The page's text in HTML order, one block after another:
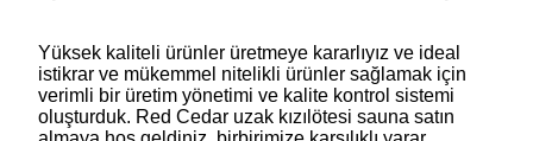
Yüksek kaliteli ürünler üretmeye kararlıyız ve ideal
istikrar ve mükemmel nitelikli ürünler sağlamak için
verimli bir üretim yönetimi ve kalite kontrol sistemi
oluşturduk. Red Cedar uzak kızılötesi sauna satın